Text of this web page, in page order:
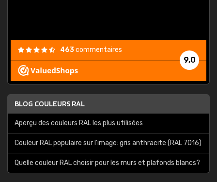
9,0
463commentaires
BLOG COULEURS RAL
Aperçu des couleurs RAL les plus utilisées
Couleur RAL populaire sur l'image: gris anthracite (RAL 7016)
Quelle couleur RAL choisir pour les murs et plafonds blancs?